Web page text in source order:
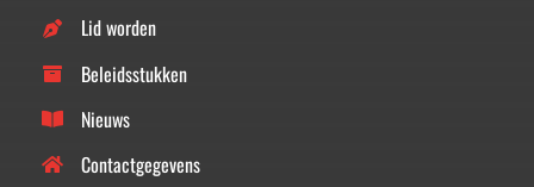
Lid worden
Beleidsstukken
Nieuws
Contactgegevens